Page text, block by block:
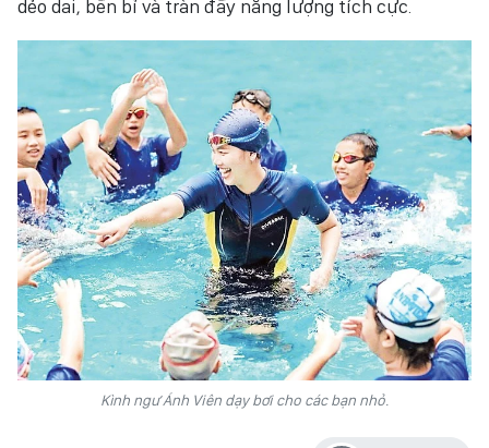
dẻo dai, bền bỉ và tràn đầy năng lượng tích cực.
Kình ngư Ánh Viên dạy bơi cho các bạn nhỏ.